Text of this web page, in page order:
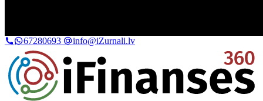
67280693 info@iZurnali.lv